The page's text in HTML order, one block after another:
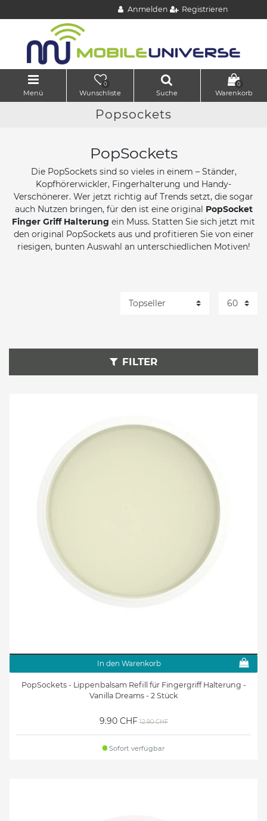
Anmelden Registrieren
Menü
0
Wunschliste Suche
0
Warenkorb
Popsockets
PopSockets
Die PopSockets sind so vieles in einem – Ständer,
Kopfhörerwickler, Fingerhalterung und Handy-
Verschönerer. Wer jetzt richtig auf Trends setzt, die sogar
auch Nutzen bringen, für den ist eine original PopSocket
Finger Griff Halterung ein Muss. Statten Sie sich jetzt mit
den original PopSockets aus und profitieren Sie von einer
riesigen, bunten Auswahl an unterschiedlichen Motiven!
FILTER
In den Warenkorb
PopSockets - Lippenbalsam Refill für Fingergriff Halterung -
Vanilla Dreams - 2 Stück
9.90 CHF 12.90 CHF
Sofort verfügbar